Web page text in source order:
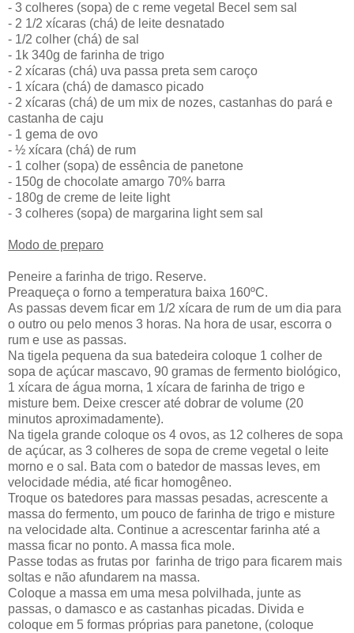
- 3 colheres (sopa) de c reme vegetal Becel sem sal
- 2 1/2 xícaras (chá) de leite desnatado
- 1/2 colher (chá) de sal
- 1k 340g de farinha de trigo
- 2 xícaras (chá) uva passa preta sem caroço
- 1 xícara (chá) de damasco picado
- 2 xícaras (chá) de um mix de nozes, castanhas do pará e
castanha de caju
- 1 gema de ovo
- ½ xícara (chá) de rum
- 1 colher (sopa) de essência de panetone
- 150g de chocolate amargo 70% barra
- 180g de creme de leite light
- 3 colheres (sopa) de margarina light sem sal
Modo de preparo
Peneire a farinha de trigo. Reserve.
Preaqueça o forno a temperatura baixa 160ºC.
As passas devem ficar em 1/2 xícara de rum de um dia para
o outro ou pelo menos 3 horas. Na hora de usar, escorra o
rum e use as passas.
Na tigela pequena da sua batedeira coloque 1 colher de
sopa de açúcar mascavo, 90 gramas de fermento biológico,
1 xícara de água morna, 1 xícara de farinha de trigo e
misture bem. Deixe crescer até dobrar de volume (20
minutos aproximadamente).
Na tigela grande coloque os 4 ovos, as 12 colheres de sopa
de açúcar, as 3 colheres de sopa de creme vegetal o leite
morno e o sal. Bata com o batedor de massas leves, em
velocidade média, até ficar homogêneo.
Troque os batedores para massas pesadas, acrescente a
massa do fermento, um pouco de farinha de trigo e misture
na velocidade alta. Continue a acrescentar farinha até a
massa ficar no ponto. A massa fica mole.
Passe todas as frutas por farinha de trigo para ficarem mais
soltas e não afundarem na massa.
Coloque a massa em uma mesa polvilhada, junte as
passas, o damasco e as castanhas picadas. Divida e
coloque em 5 formas próprias para panetone, (coloque